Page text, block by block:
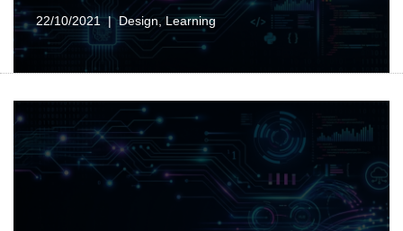
22/10/2021 Design, Learning